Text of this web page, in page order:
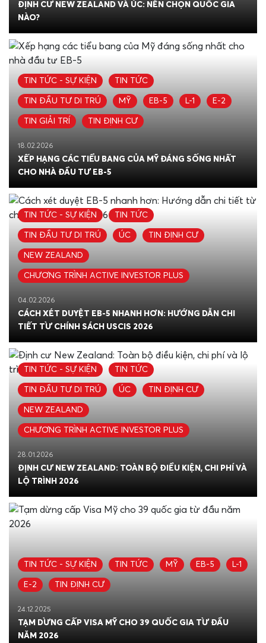
ĐỊNH CƯ NEW ZEALAND VÀ ÚC: NÊN CHỌN QUỐC GIA
NÀO?
TIN TỨC - SỰ KIỆN TIN TỨC
TIN ĐẦU TƯ DI TRÚ MỸ EB-5 L-1 E-2
TIN GIẢI TRÍ TIN ĐỊNH CƯ
18.02.2026
XẾP HẠNG CÁC TIỂU BANG CỦA MỸ ĐÁNG SỐNG NHẤT
CHO NHÀ ĐẦU TƯ EB-5
TIN TỨC - SỰ KIỆN TIN TỨC
TIN ĐẦU TƯ DI TRÚ ÚC TIN ĐỊNH CƯ
NEW ZEALAND
CHƯƠNG TRÌNH ACTIVE INVESTOR PLUS
04.02.2026
CÁCH XÉT DUYỆT EB-5 NHANH HƠN: HƯỚNG DẪN CHI
TIẾT TỪ CHÍNH SÁCH USCIS 2026
TIN TỨC - SỰ KIỆN TIN TỨC
TIN ĐẦU TƯ DI TRÚ ÚC TIN ĐỊNH CƯ
NEW ZEALAND
CHƯƠNG TRÌNH ACTIVE INVESTOR PLUS
28.01.2026
ĐỊNH CƯ NEW ZEALAND: TOÀN BỘ ĐIỀU KIỆN, CHI PHÍ VÀ
LỘ TRÌNH 2026
TIN TỨC - SỰ KIỆN TIN TỨC MỸ EB-5 L-1
E-2 TIN ĐỊNH CƯ
24.12.2025
TẠM DỪNG CẤP VISA MỸ CHO 39 QUỐC GIA TỪ ĐẦU
NĂM 2026